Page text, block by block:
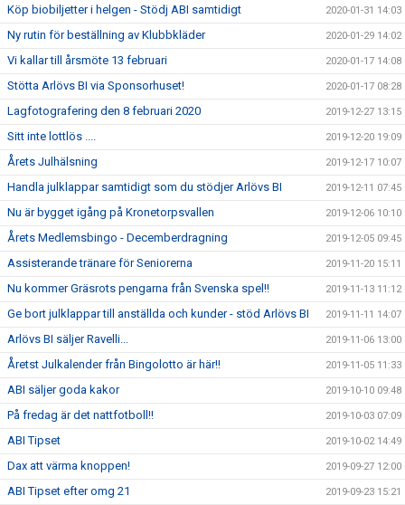
Köp biobiljetter i helgen - Stödj ABI samtidigt 2020-01-31 14:03
Ny rutin för beställning av Klubbkläder 2020-01-29 14:02
Vi kallar till årsmöte 13 februari 2020-01-17 14:08
Stötta Arlövs BI via Sponsorhuset! 2020-01-17 08:28
Lagfotografering den 8 februari 2020 2019-12-27 13:15
Sitt inte lottlös .... 2019-12-20 19:09
Årets Julhälsning 2019-12-17 10:07
Handla julklappar samtidigt som du stödjer Arlövs BI 2019-12-11 07:45
Nu är bygget igång på Kronetorpsvallen 2019-12-06 10:10
Årets Medlemsbingo - Decemberdragning 2019-12-05 09:45
Assisterande tränare för Seniorerna 2019-11-20 15:11
Nu kommer Gräsrots pengarna från Svenska spel!! 2019-11-13 11:12
Ge bort julklappar till anställda och kunder - stöd Arlövs BI 2019-11-11 14:07
Arlövs BI säljer Ravelli... 2019-11-06 13:00
Åretst Julkalender från Bingolotto är här!! 2019-11-05 11:33
ABI säljer goda kakor 2019-10-10 09:48
På fredag är det nattfotboll!! 2019-10-03 07:09
ABI Tipset 2019-10-02 14:49
Dax att värma knoppen! 2019-09-27 12:00
ABI Tipset efter omg 21 2019-09-23 15:21